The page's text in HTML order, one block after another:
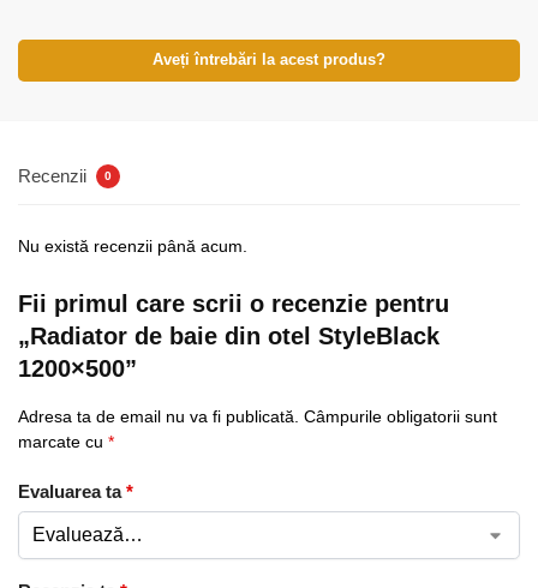
Aveți întrebări la acest produs?
Recenzii 0
Nu există recenzii până acum.
Fii primul care scrii o recenzie pentru
„Radiator de baie din otel StyleBlack
1200×500”
Adresa ta de email nu va fi publicată. Câmpurile obligatorii sunt
marcate cu *
Evaluarea ta*